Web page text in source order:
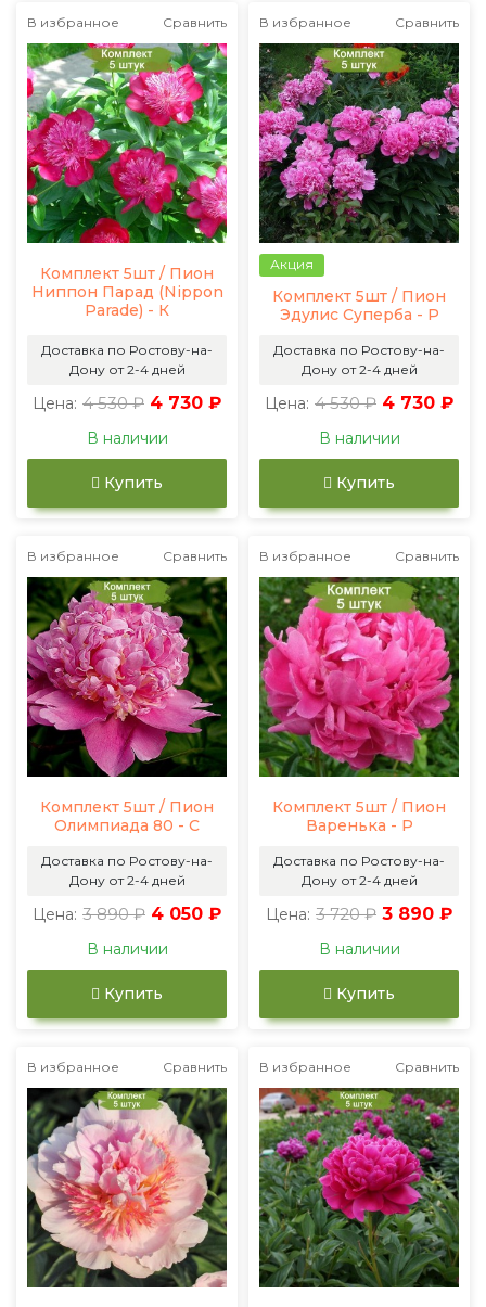
В избранное Сравнить
Комплект 5шт / Пион
Ниппон Парад (Nippon
Parade) - К
Доставка по Ростову-на-
Дону от 2-4 дней
Цена: 4 530 ₽ 4 730 ₽
В наличии
Купить
В избранное Сравнить
Акция
Комплект 5шт / Пион
Эдулис Суперба - Р
Доставка по Ростову-на-
Дону от 2-4 дней
Цена: 4 530 ₽ 4 730 ₽
В наличии
Купить
В избранное Сравнить
Комплект 5шт / Пион
Олимпиада 80 - С
Доставка по Ростову-на-
Дону от 2-4 дней
Цена: 3 890 ₽ 4 050 ₽
В наличии
Купить
В избранное Сравнить
Комплект 5шт / Пион
Варенька - Р
Доставка по Ростову-на-
Дону от 2-4 дней
Цена: 3 720 ₽ 3 890 ₽
В наличии
Купить
В избранное Сравнить В избранное Сравнить